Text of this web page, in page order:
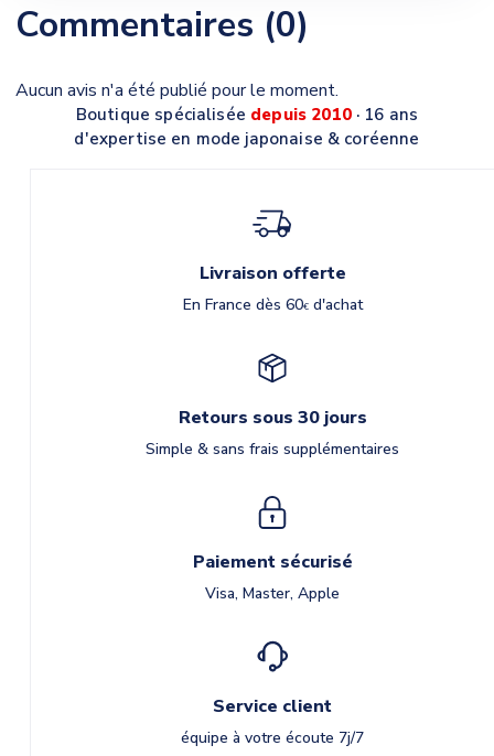
Commentaires (0)
Aucun avis n'a été publié pour le moment.
Boutique spécialisée depuis 2010· 16 ans
d'expertise en mode japonaise & coréenne
Livraison offerte
En France dès 60€d'achat
Retours sous 30 jours
Simple & sans frais supplémentaires
Paiement sécurisé
Visa, Master, Apple
Service client
équipe à votre écoute 7j/7